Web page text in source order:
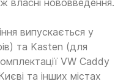
власні нововведення.
випускається у
та Kasten (для
VW Caddy
та інших містах